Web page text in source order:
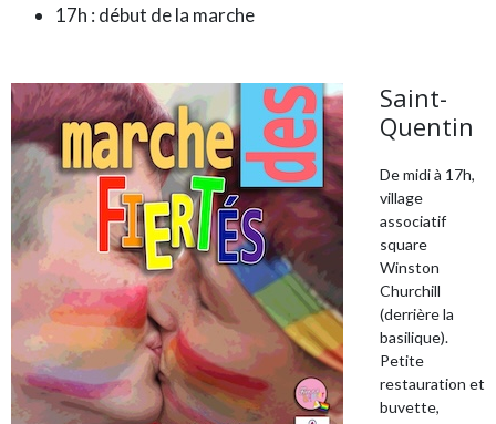
17h : début de la marche
Saint-
Quentin
De midi à 17h,
village
associatif
square
Winston
Churchill
(derrière la
basilique).
Petite
restauration et
buvette,